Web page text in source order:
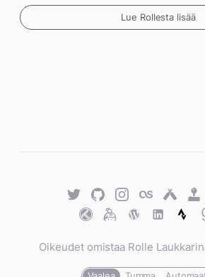
Lue Rollesta lisää
TwitterGitHubTwitterLast.fm
TraktKeybaseWordPress
Oikeudet omistaa Rolle